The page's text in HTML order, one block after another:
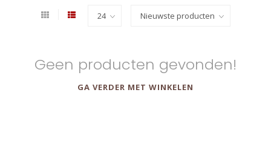
Geen producten gevonden!
GA VERDER MET WINKELEN